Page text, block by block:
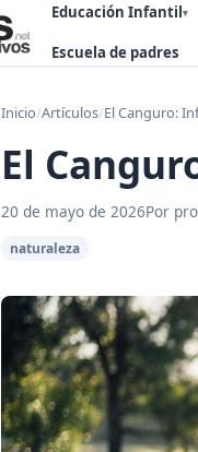
Educación Infantil▾
Escuela de padres
Inicio/Artículos/El Canguro:
El
20 de mayo de 2026Por
naturaleza